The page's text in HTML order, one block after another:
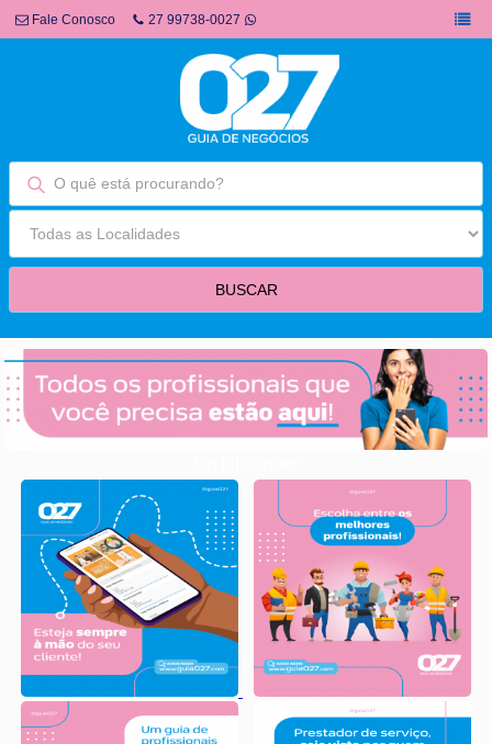
Fale Conosco 27 99738-0027